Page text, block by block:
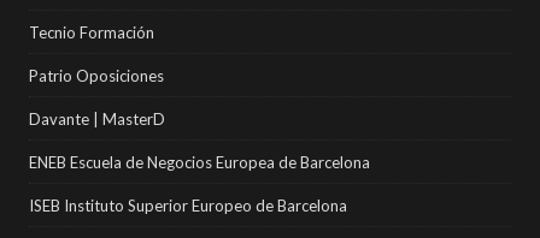
Tecnio Formación
Patrio Oposiciones
Davante | MasterD
ENEB Escuela de Negocios Europea de Barcelona
ISEB Instituto Superior Europeo de Barcelona